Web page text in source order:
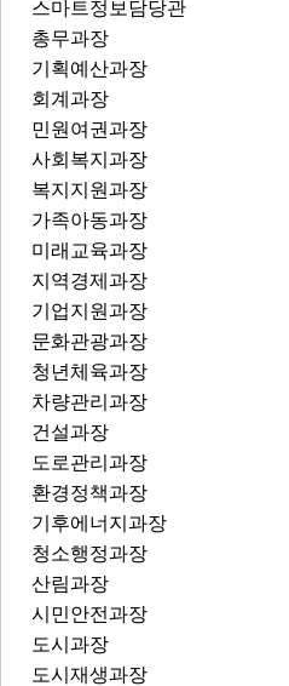
스마트정보담당관
총무과장
기획예산과장
회계과장
민원여권과장
사회복지과장
복지지원과장
가족아동과장
미래교육과장
지역경제과장
기업지원과장
문화관광과장
청년체육과장
차량관리과장
건설과장
도로관리과장
환경정책과장
기후에너지과장
청소행정과장
산림과장
시민안전과장
도시과장
도시재생과장